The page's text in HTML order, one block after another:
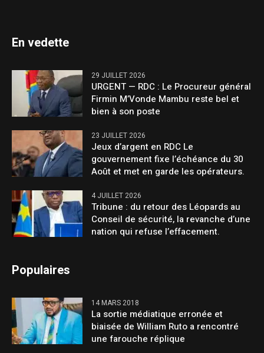
En vedette
29 JUILLET 2026
URGENT — RDC : Le Procureur général
Firmin M’Vonde Mambu reste bel et
bien à son poste
23 JUILLET 2026
Jeux d’argent en RDC Le
gouvernement fixe l’échéance du 30
Août et met en garde les opérateurs.
4 JUILLET 2026
Tribune : du retour des Léopards au
Conseil de sécurité, la revanche d’une
nation qui refuse l’effacement.
Populaires
14 MARS 2018
La sortie médiatique erronée et
biaisée de William Ruto a rencontré
une farouche réplique